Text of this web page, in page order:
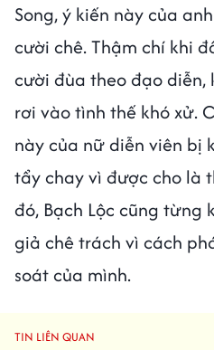
Song, ý kiến này của
cười chê. Thậm chí khi
cười đùa theo đạo diễn,
rơi vào tình thế khó xử.
này của nữ diễn viên bị
tẩy chay vì được cho là
đó, Bạch Lộc cũng từng
giả chê trách vì cách
soát của mình.
TIN LIÊN QUAN